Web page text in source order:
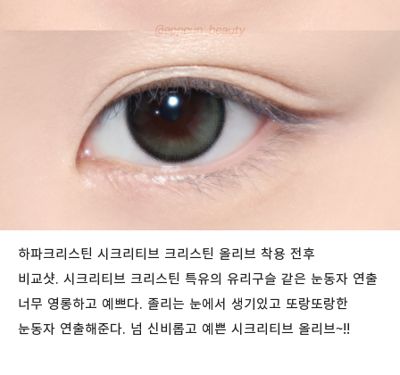
하파크리스틴 시크리티브 크리스틴 올리브 착용 전후
비교샷. 시크리티브 크리스틴 특유의 유리구슬 같은 눈동자 연출
너무 영롱하고 예쁘다. 졸리는 눈에서 생기있고 또랑또랑한
눈동자 연출해준다. 넘 신비롭고 예쁜 시크리티브 올리브~!!